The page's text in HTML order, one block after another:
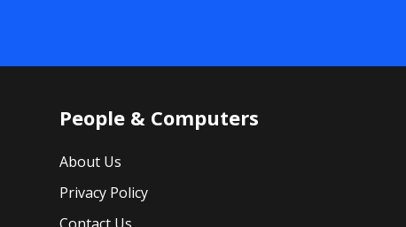
People & Computers
About Us
Privacy Policy